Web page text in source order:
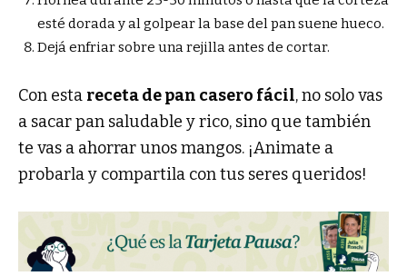
esté dorada y al golpear la base del pan suene hueco.
Dejá enfriar sobre una rejilla antes de cortar.
Con esta receta de pan casero fácil, no solo vas
a sacar pan saludable y rico, sino que también
te vas a ahorrar unos mangos. ¡Animate a
probarla y compartila con tus seres queridos!